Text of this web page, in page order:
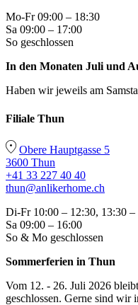
Mo-Fr 09:00 – 18:30
Sa 09:00 – 17:00
So geschlossen
In den Monaten Juli und
Haben wir jeweils am
Filiale Thun
Obere Hauptgasse 5
3600 Thun
+41 33 227 40 40
thun@anlikerhome.ch
Di-Fr 10:00 – 12:30, 13:30 –
Sa 09:00 – 16:00
So & Mo geschlossen
Sommerferien in Thun
Vom 12. - 26. Juli 2026
geschlossen. Gerne sind wir